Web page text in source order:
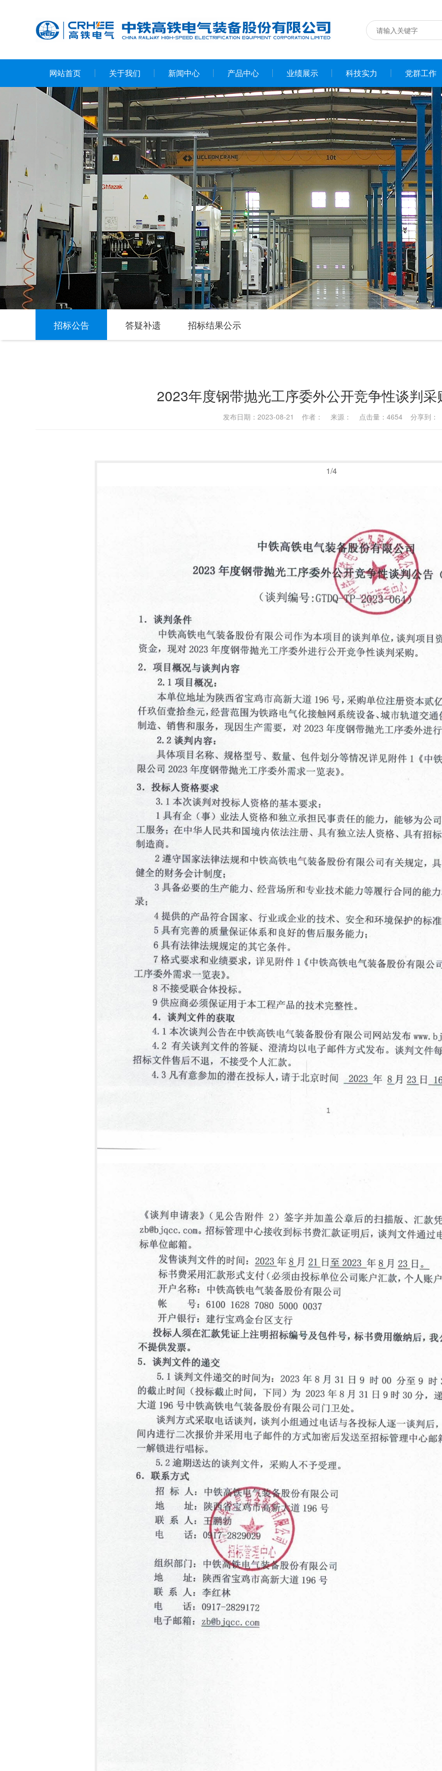
网站首页 关于我们 新闻中心 产品中心 业绩展示 科技实力 党群工作
招标公告 答疑补遗 招标结果公示
2023年度钢带抛光工序委外公开竞争性谈判
发布日期：2023-08-21 作者： 来源： 点击量：4654 分享到：
1/4